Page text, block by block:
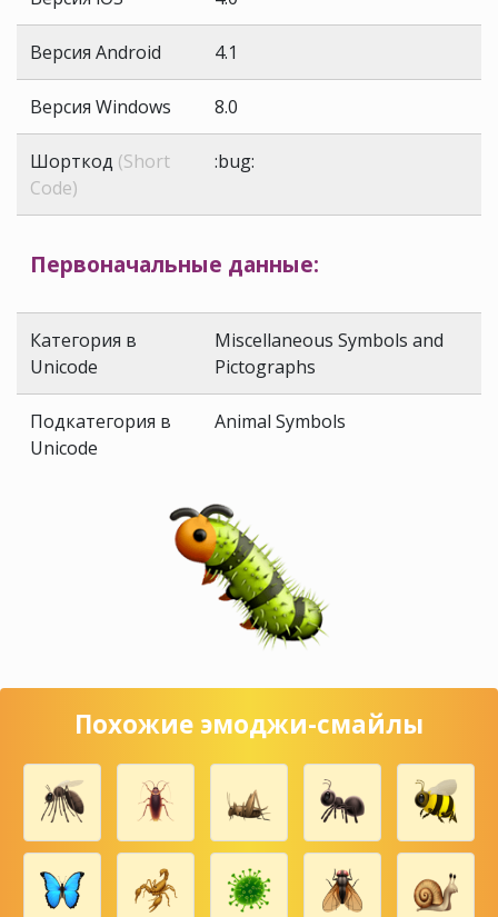
Версия Android 4.1
Версия Windows 8.0
Шорткод (Short
Code)
:bug:
Первоначальные данные:
Категория в
Unicode
Miscellaneous Symbols and
Pictographs
Подкатегория в
Unicode
Animal Symbols
Похожие эмоджи-смайлы